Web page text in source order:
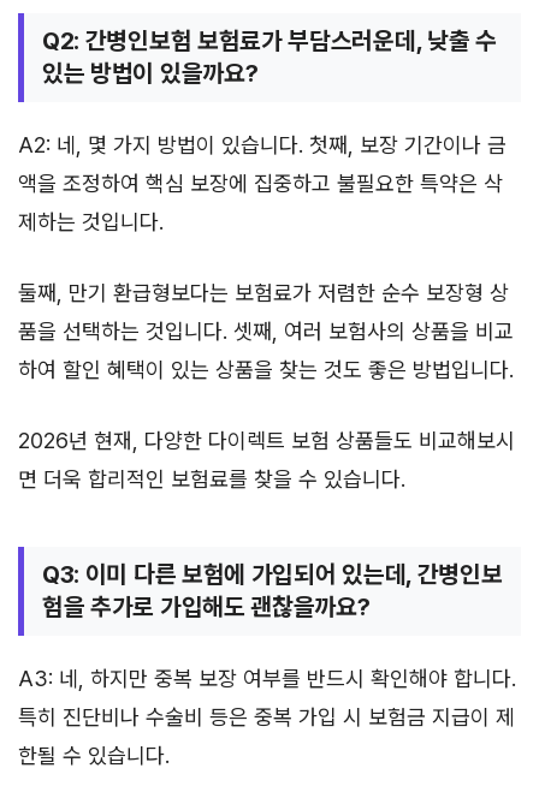
Q2: 간병인보험 보험료가 부담스러운데, 낮출 수
있는 방법이 있을까요?
A2: 네, 몇 가지 방법이 있습니다. 첫째, 보장 기간이나 금
액을 조정하여 핵심 보장에 집중하고 불필요한 특약은 삭
제하는 것입니다.
둘째, 만기 환급형보다는 보험료가 저렴한 순수 보장형 상
품을 선택하는 것입니다. 셋째, 여러 보험사의 상품을 비교
하여 할인 혜택이 있는 상품을 찾는 것도 좋은 방법입니다.
2026년 현재, 다양한 다이렉트 보험 상품들도 비교해보시
면 더욱 합리적인 보험료를 찾을 수 있습니다.
Q3: 이미 다른 보험에 가입되어 있는데, 간병인보
험을 추가로 가입해도 괜찮을까요?
A3: 네, 하지만 중복 보장 여부를 반드시 확인해야 합니다.
특히 진단비나 수술비 등은 중복 가입 시 보험금 지급이 제
한될 수 있습니다.